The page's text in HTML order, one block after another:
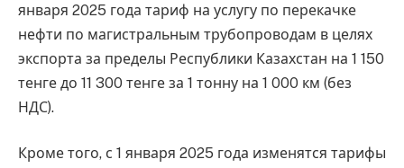
января 2025 года тариф на услугу по перекачке
нефти по магистральным трубопроводам в целях
экспорта за пределы Республики Казахстан на 1 150
тенге до 11 300 тенге за 1 тонну на 1 000 км (без
НДС).
Кроме того, с 1 января 2025 года изменятся тарифы